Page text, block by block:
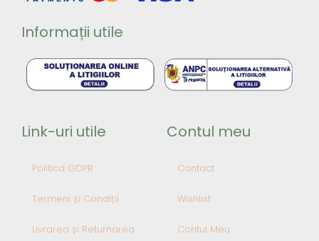
Informații utile
Link-uri utile
Politica GDPR
Termeni și Condiții
Livrarea și Returnarea
Contul meu
Contact
Wishlist
Contul Meu